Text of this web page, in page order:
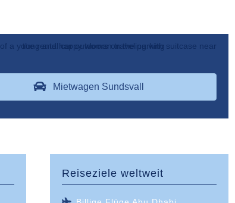
Mietwagen Sundsvall
Reiseziele weltweit